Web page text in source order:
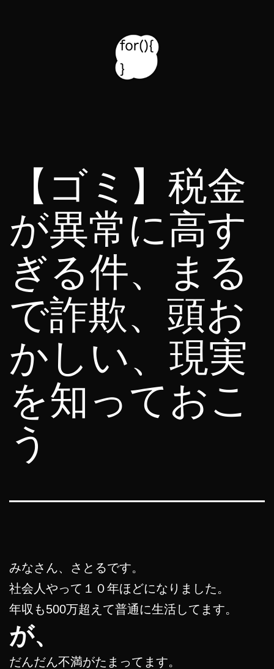
【ゴミ】税金
が異常に高す
ぎる件、まる
で詐欺、頭お
かしい、現実
を知っておこ
う
みなさん、さとるです。
社会人やって１０年ほどになりました。
年収も500万超えて普通に生活してます。
が、
だんだん不満がたまってます。